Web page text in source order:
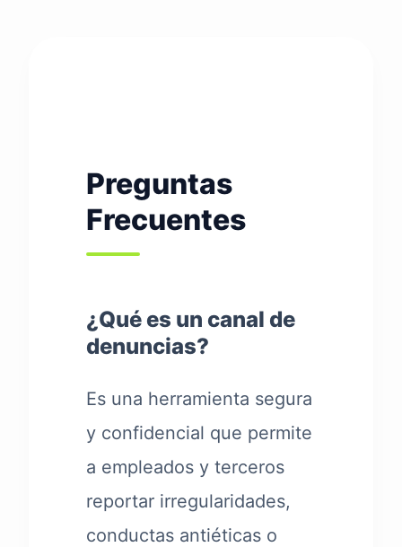
Preguntas
Frecuentes
¿Qué es un canal de
denuncias?
Es una herramienta segura
y confidencial que permite
a empleados y terceros
reportar irregularidades,
conductas antiéticas o